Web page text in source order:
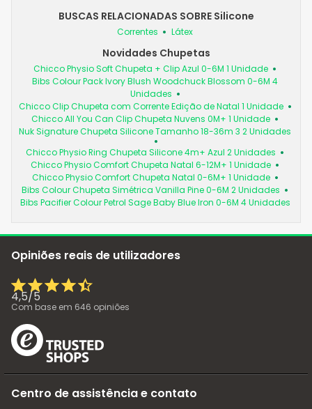
BUSCAS RELACIONADAS SOBRE Silicone
Correntes Látex
Novidades Chupetas
Chicco Physio Soft Chupeta + Clip Azul 0-6M 1 Unidade
Bibs Colour Pack Ivory Blush Woodchuck Blossom 0-6M 4
Unidades
Chicco Clip Chupeta com Corrente Edição de Natal 1 Unidade
Chicco All You Can Clip Chupeta Nuvens 0M+ 1 Unidade
Nuk Signature Chupeta Silicone Tamanho 18-36m 3 2 Unidades
Chicco Physio Ring Chupeta Silicone 4m+ Azul 2 Unidades
Chicco Physio Comfort Chupeta Natal 6-12M+ 1 Unidade
Chicco Physio Comfort Chupeta Natal 0-6M+ 1 Unidade
Bibs Colour Chupeta Simétrica Vanilla Pine 0-6M 2 Unidades
Bibs Pacifier Colour Petrol Sage Baby Blue Iron 0-6M 4 Unidades
Opiniões reais de utilizadores
4,5/5
Com base em 646 opiniões
Centro de assistência e contato